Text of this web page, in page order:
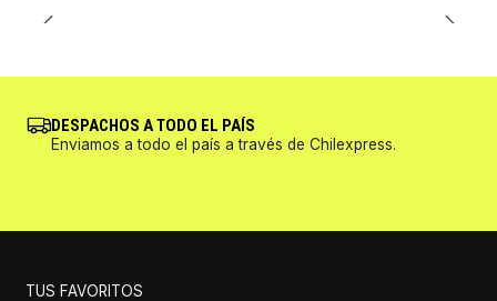
DESPACHOS A TODO EL PAÍS
Enviamos a todo el país a través de Chilexpress.
TUS FAVORITOS